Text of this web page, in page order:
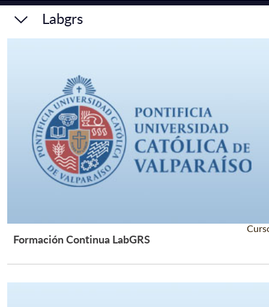
Labgrs
Formación Continua LabGRS